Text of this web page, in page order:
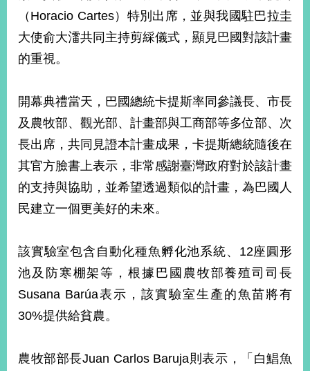
放
宣
告
權
保
及
資
安
全
無
障
礙
網
明
（Horacio Cartes）特別出席，並與我國駐巴拉圭
大使俞大㵢共同主持剪綵儀式，顯見巴國對該計畫
的重視。
開幕典禮當天，巴國總統卡提斯率同參議長、市長
及農牧部、觀光部、計畫部與工商部等多位部、次
長出席，共同見證本計畫成果，卡提斯總統隨後在
其官方臉書上表示，非常感謝臺灣政府對於該計畫
的支持與協助，並希望透過類似的計畫，為巴國人
民建立一個更美好的未來。
該實驗室包含自動化種魚孵化池系統、12座圓形
池及防寒棚架等，根據巴國農牧部養殖司司長
Susana Barúa表示，該實驗室生產的魚苗將有
30%提供給貧農。
農牧部部長Juan Carlos Baruja則表示，「白鯧魚